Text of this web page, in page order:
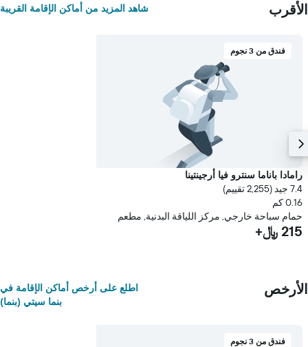
الأقرب شاهد المزيد من أماكن الإقامة القريبة
فندق من 3 نجوم
رامادا باناما سنترو فيا أرجينتينا
7.4 جيد (2,255 تقييم)
0.16 كم
حمام سباحة خارجي, مركز اللياقة البدنية, مطعم
215 ﷼+
الأرخص
اطلع على أرخص أماكن الإقامة في
بنما سيتي (بنما)
فندق من 3 نجوم